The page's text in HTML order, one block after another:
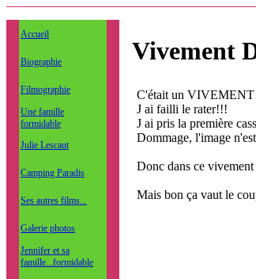
Accueil
Biographie
Filmographie
Une famille
formidable
Julie Lescaut
Camping Paradis
Ses autres films...
Galerie photos
Jennifer et sa
famille...formidable
Vivement
C'était un VIVEMENT
J ai failli le rater!!!
J ai pris la première
Dommage, l'image
Donc dans ce
Mais bon ça vaut le